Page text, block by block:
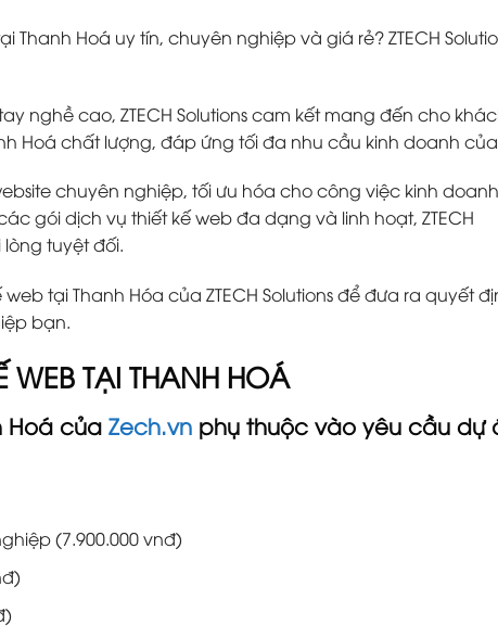
Hoá uy tín, chuyên nghiệp và giá rẻ? ZTECH
nghề cao, ZTECH Solutions cam kết mang đến cho
Hoá chất lượng, đáp ứng tối đa nhu cầu kinh doanh
chuyên nghiệp, tối ưu hóa cho công việc kinh
gói dịch vụ thiết kế web đa dạng và linh hoạt, ZTECH
tuyệt đối.
tại Thanh Hóa của ZTECH Solutions để đưa ra quyết
bạn.
WEB TẠI THANH HOÁ
Hoá của Zech.vn phụ thuộc vào yêu cầu dự
(7.900.000 vnđ)